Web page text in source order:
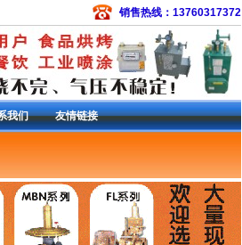
销售热线：13760317372
我们 友情链接
压器 | 133H减压阀 | 299H减压阀 | 299HS
阀 627-576调压器
R622-DFF减压
阀 95H减压阀 DVC6200定位器 | 费希尔